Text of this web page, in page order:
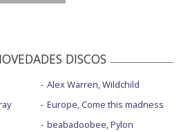
DISCOS
Alex Warren, Wildchild
Europe, Come this madness
beabadoobee, Pylon